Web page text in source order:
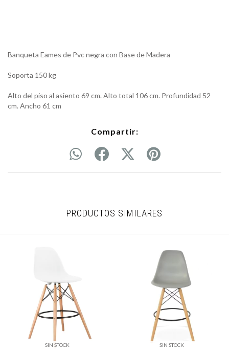
Banqueta Eames de Pvc negra con Base de Madera
Soporta 150 kg
Alto del piso al asiento 69 cm. Alto total 106 cm. Profundidad 52
cm. Ancho 61 cm
Compartir:
PRODUCTOS SIMILARES
SIN STOCK SIN STOCK